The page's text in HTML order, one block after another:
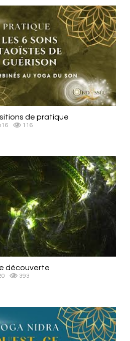
de pratique
116
découverte
393